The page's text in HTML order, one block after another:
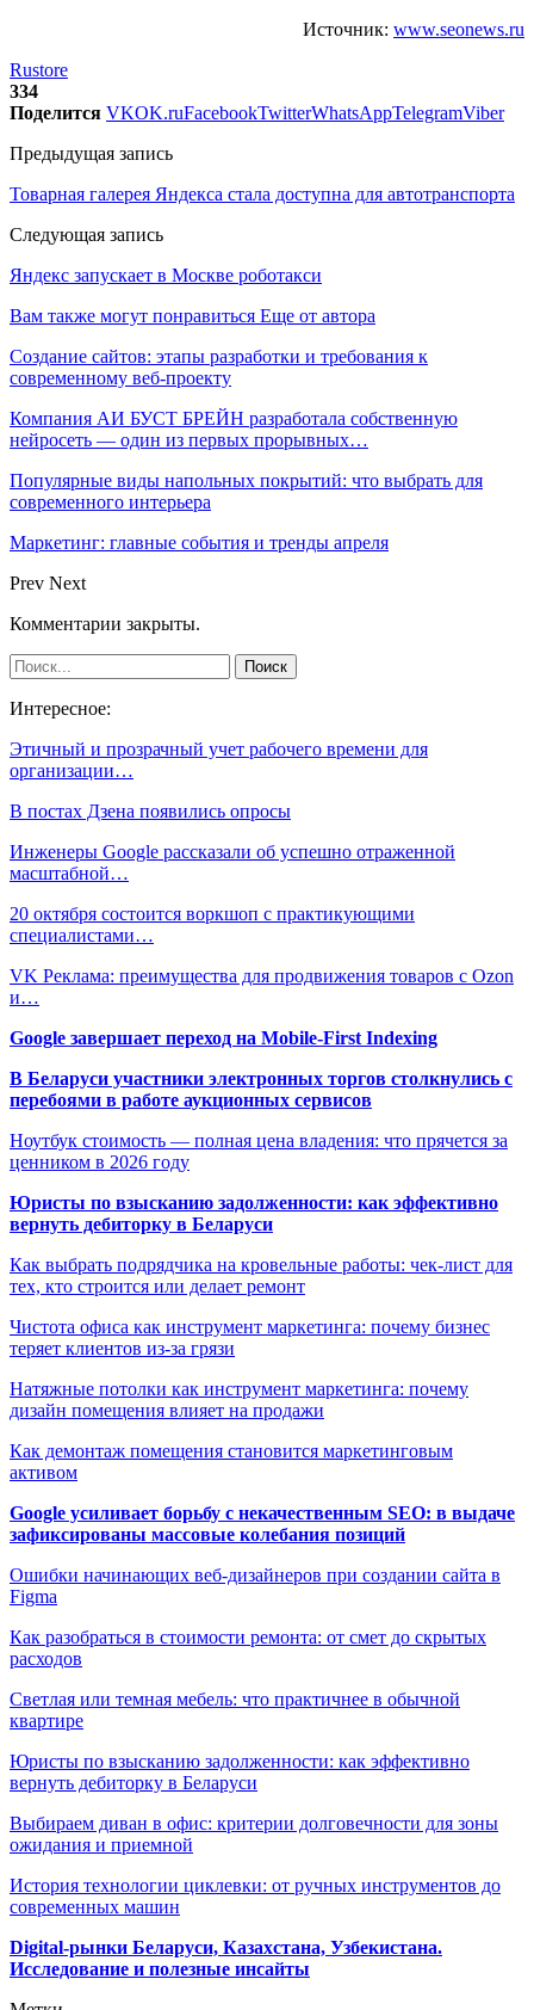
Источник: www.seonews.ru
Rustore
334
Поделится VKOK.ruFacebookTwitterWhatsAppTelegramViber
Предыдущая запись
Товарная галерея Яндекса стала доступна для автотранспорта
Следующая запись
Яндекс запускает в Москве роботакси
Вам также могут понравиться Еще от автора
Создание сайтов: этапы разработки и требования к
современному веб-проекту
Компания АИ БУСТ БРЕЙН разработала собственную
нейросеть — один из первых прорывных…
Популярные виды напольных покрытий: что выбрать для
современного интерьера
Маркетинг: главные события и тренды апреля
Prev Next
Комментарии закрыты.
Интересное:
Этичный и прозрачный учет рабочего времени для
организации…
В постах Дзена появились опросы
Инженеры Google рассказали об успешно отраженной
масштабной…
20 октября состоится воркшоп с практикующими
специалистами…
VK Реклама: преимущества для продвижения товаров с Ozon
и…
Google завершает переход на Mobile-First Indexing
В Беларуси участники электронных торгов столкнулись с
перебоями в работе аукционных сервисов
Ноутбук стоимость — полная цена владения: что прячется за
ценником в 2026 году
Юристы по взысканию задолженности: как эффективно
вернуть дебиторку в Беларуси
Как выбрать подрядчика на кровельные работы: чек-лист для
тех, кто строится или делает ремонт
Чистота офиса как инструмент маркетинга: почему бизнес
теряет клиентов из-за грязи
Натяжные потолки как инструмент маркетинга: почему
дизайн помещения влияет на продажи
Как демонтаж помещения становится маркетинговым
активом
Google усиливает борьбу с некачественным SEO: в выдаче
зафиксированы массовые колебания позиций
Ошибки начинающих веб-дизайнеров при создании сайта в
Figma
Как разобраться в стоимости ремонта: от смет до скрытых
расходов
Светлая или темная мебель: что практичнее в обычной
квартире
Юристы по взысканию задолженности: как эффективно
вернуть дебиторку в Беларуси
Выбираем диван в офис: критерии долговечности для зоны
ожидания и приемной
История технологии циклевки: от ручных инструментов до
современных машин
Digital-рынки Беларуси, Казахстана, Узбекистана.
Исследование и полезные инсайты